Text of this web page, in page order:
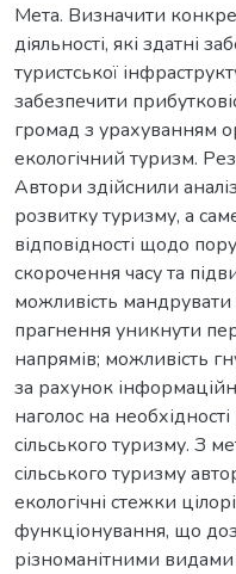
Мета. Визначити
діяльності, які здатні
туристської
забезпечити
громад з урахуванням
екологічний туризм.
Автори здійснили
розвитку туризму, а
відповідності щодо
скорочення часу та
можливість
прагнення уникнути
напрямів; можливість
за рахунок
наголос на
сільського туризму. З
сільського туризму
екологічні стежки
функціонування, що
різноманітними